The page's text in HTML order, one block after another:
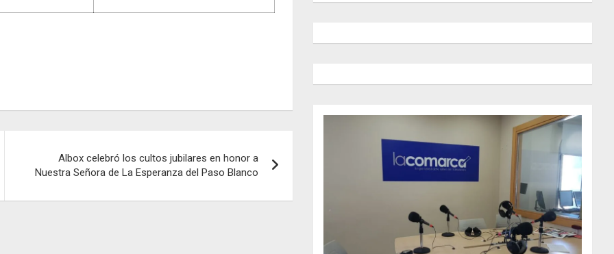
Albox celebró los cultos jubilares en honor a
Nuestra Señora de La Esperanza del Paso Blanco